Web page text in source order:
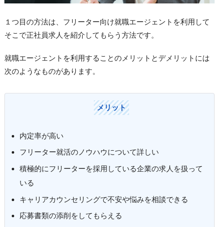
１つ目の方法は、フリーター向け就職エージェントを利用して
そこで正社員求人を紹介してもらう方法です。
就職エージェントを利用することのメリットとデメリットには
次のようなものがあります。
メリット
内定率が高い
フリーター就活のノウハウについて詳しい
積極的にフリーターを採用している企業の求人を扱って
いる
キャリアカウンセリングで不安や悩みを相談できる
応募書類の添削をしてもらえる